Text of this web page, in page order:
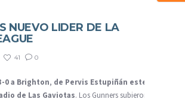
NUEVO LIDER DE LA
41 0
0 a Brighton, de Pervis Estupiñán este
de Las Gaviotas. Los Gunners subieron